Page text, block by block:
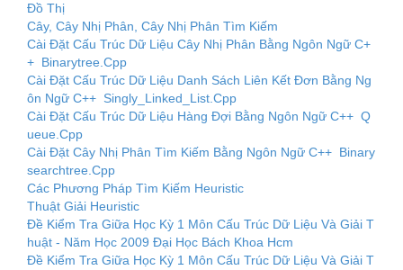
Đồ Thị
Cây, Cây Nhị Phân, Cây Nhị Phân Tìm Kiếm
Cài Đặt Cấu Trúc Dữ Liệu Cây Nhị Phân Bằng Ngôn Ngữ C+
+ Binarytree.Cpp
Cài Đặt Cấu Trúc Dữ Liệu Danh Sách Liên Kết Đơn Bằng Ng
ôn Ngữ C++ Singly_Linked_List.Cpp
Cài Đặt Cấu Trúc Dữ Liệu Hàng Đợi Bằng Ngôn Ngữ C++ Q
ueue.Cpp
Cài Đặt Cây Nhị Phân Tìm Kiếm Bằng Ngôn Ngữ C++ Binary
searchtree.Cpp
Các Phương Pháp Tìm Kiếm Heuristic
Thuật Giải Heuristic
Đề Kiểm Tra Giữa Học Kỳ 1 Môn Cấu Trúc Dữ Liệu Và Giải T
huật - Năm Học 2009 Đại Học Bách Khoa Hcm
Đề Kiểm Tra Giữa Học Kỳ 1 Môn Cấu Trúc Dữ Liệu Và Giải T